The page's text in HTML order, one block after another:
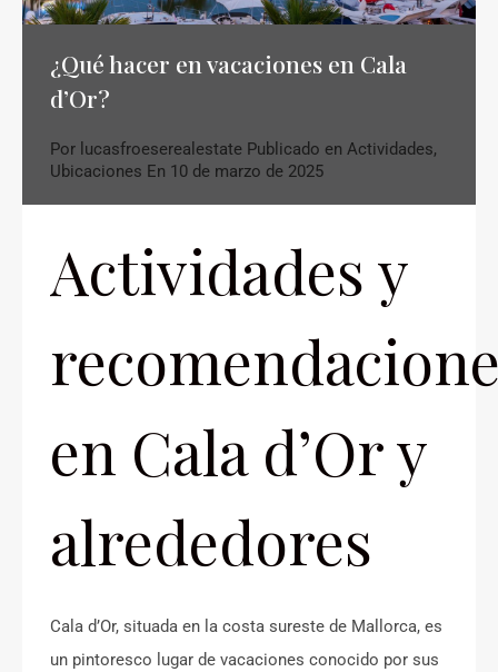
¿Qué hacer en vacaciones en Cala
d’Or?
Por lucasfroeserealestate Publicado en Actividades,
Ubicaciones En 10 de marzo de 2025
Actividades y
en Cala d’Or y
alrededores
Cala d’Or, situada en la costa sureste de Mallorca, es
un pintoresco lugar de vacaciones conocido por sus